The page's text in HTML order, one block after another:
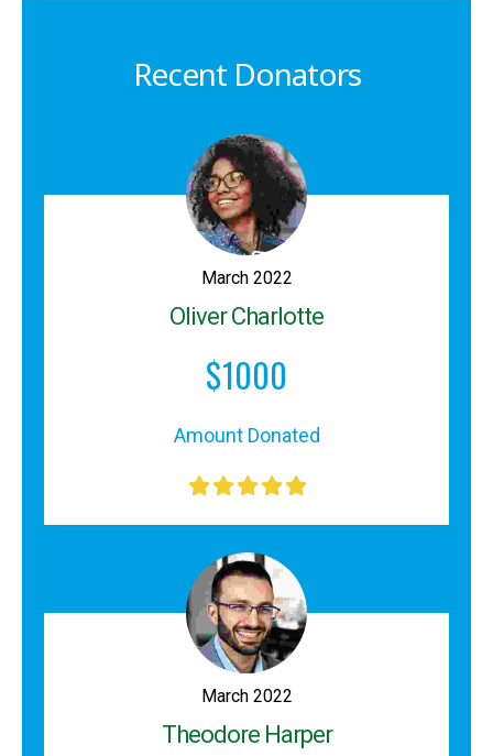
Recent Donators
March 2022
Oliver Charlotte
$1000
Amount Donated
March 2022
Theodore Harper